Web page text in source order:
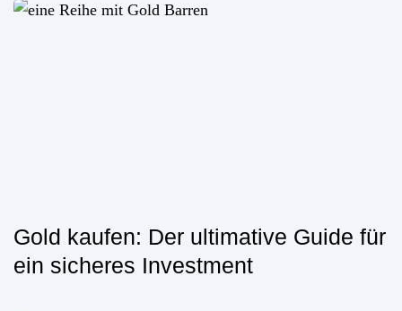
Gold kaufen: Der ultimative Guide für
ein sicheres Investment